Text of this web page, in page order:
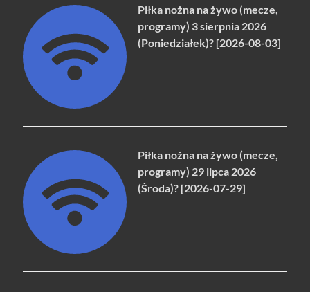
Piłka nożna na żywo (mecze,
programy) 3 sierpnia 2026
(Poniedziałek)? [2026-08-03]
Piłka nożna na żywo (mecze,
programy) 29 lipca 2026
(Środa)? [2026-07-29]